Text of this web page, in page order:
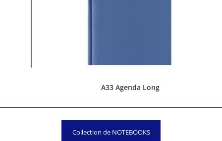
A33 Agenda Long
Collection de NOTEBOOKS